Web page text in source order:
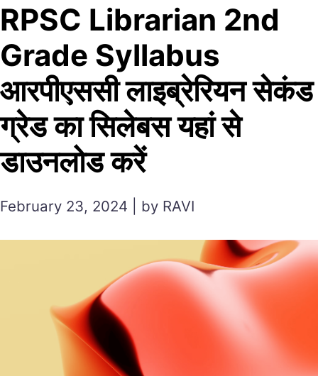
RPSC Librarian 2nd
Grade Syllabus
आरपीएससी लाइब्रेरियन सेकंड
ग्रेड का सिलेबस यहां से
डाउनलोड करें
February 23, 2024 | by RAVI